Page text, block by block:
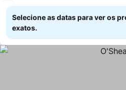
Selecione as datas para ver os
exatos.